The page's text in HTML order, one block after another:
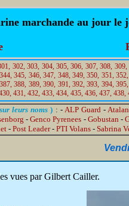
marchande au jour le
302, 303, 304, 305, 306, 307, 308, 309,
344, 345, 346, 347, 348, 349, 350, 351, 352,
387, 388, 389, 390, 391, 392, 393, 394, 395,
431, 432, 433, 434, 435, 436, 437, 438,
leurs noms) : - ALP Guard -
-Genco Pyrenees - Gobustan -
- Post Leader- PTI Volans - Sabrina
vues par Gilbert Cailler.